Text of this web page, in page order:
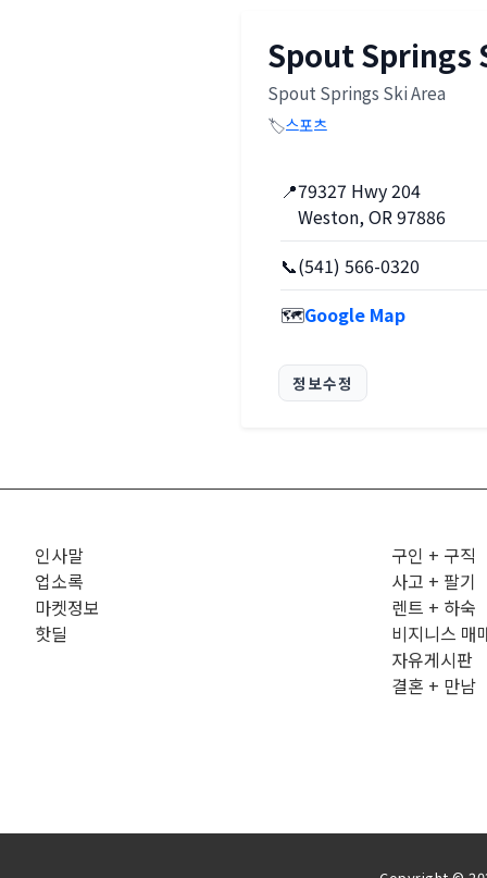
Spout Springs
Spout Springs Ski Area
🏷️스포츠
📍79327 Hwy 204
Weston, OR 97886
📞(541) 566-0320
🗺️Google Map
정보수정
인사말
업소록
마켓정보
핫딜
구인 + 구직
사고 + 팔기
렌트 + 하숙
비지니스 매
자유게시판
결혼 + 만남